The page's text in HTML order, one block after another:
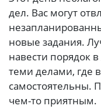
дел. Вас могут
новые задания.
навести порядок
теми делами, где
самостоятельны.
чем-то приятным.